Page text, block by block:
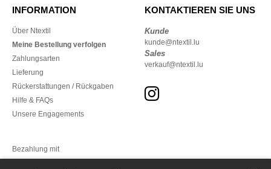
INFORMATION
Über Ntextil
Meine Bestellung verfolgen
Zahlungsarten
Lieferung
Rückerstattungen / Rückgaben
Hilfe & FAQs
Unsere Engagements
KONTAKTIEREN SIE UNS
Kunde
kunde@ntextil.lu
Sales
verkauf@ntextil.lu
Bezahlung mit